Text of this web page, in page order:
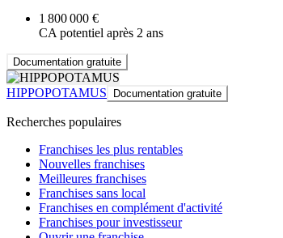
1 800 000 €
CA potentiel après 2 ans
Documentation gratuite
HIPPOPOTAMUS Documentation gratuite
Recherches populaires
Franchises les plus rentables
Nouvelles franchises
Meilleures franchises
Franchises sans local
Franchises en complément d'activité
Franchises pour investisseur